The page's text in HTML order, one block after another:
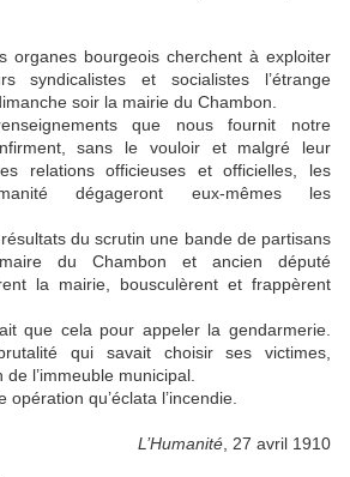
organes bourgeois cherchent à exploiter
syndicalistes et socialistes l’étrange
soir la mairie du Chambon.
que nous fournit notre
sans le vouloir et malgré leur
relations officieuses et officielles, les
dégageront eux-mêmes les
du scrutin une bande de partisans
du Chambon et ancien député
la mairie, bousculèrent et frappèrent
que cela pour appeler la gendarmerie.
qui savait choisir ses victimes,
l’immeuble municipal.
opération qu’éclata l’incendie.
L’Humanité , 27 avril 1910